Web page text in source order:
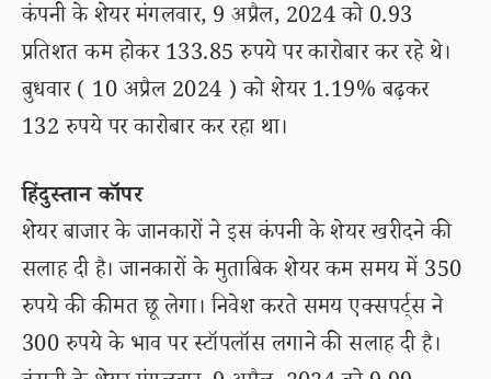
कंपनी के शेयर मंगलवार, 9 अप्रैल, 2024 को 0.93
प्रतिशत कम होकर 133.85 रुपये पर कारोबार कर रहे थे।
बुधवार ( 10 अप्रैल 2024 ) को शेयर 1.19% बढ़कर
132 रुपये पर कारोबार कर रहा था।
हिंदुस्तान कॉपर
शेयर बाजार के जानकारों ने इस कंपनी के शेयर खरीदने की
सलाह दी है। जानकारों के मुताबिक शेयर कम समय में 350
रुपये की कीमत छू लेगा। निवेश करते समय एक्सपर्ट्स ने
300 रुपये के भाव पर स्टॉपलॉस लगाने की सलाह दी है।